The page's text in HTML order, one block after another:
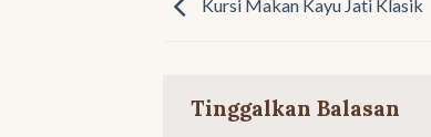
Kursi Makan Kayu Jati Klasik
Tinggalkan Balasan